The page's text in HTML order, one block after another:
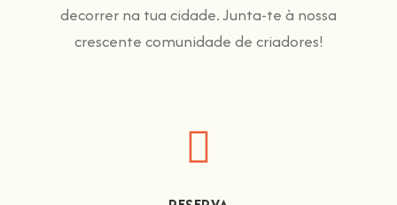
decorrer na tua cidade. Junta-te à nossa
crescente comunidade de criadores!